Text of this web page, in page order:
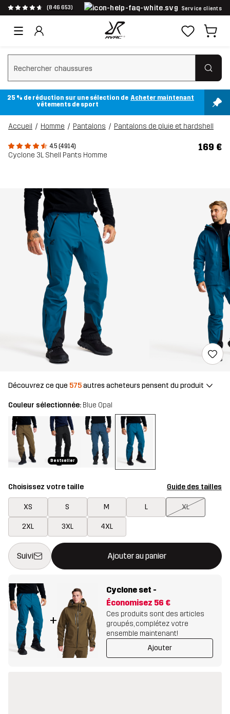
(846 653) Service clients
Effacer la recherche
25 % de réduction sur une sélection de
vêtements de sport
Acheter maintenant
Accueil Homme Pantalons Pantalons de pluie et hardshell
4.5 (4 914)
Cyclone 3L Shell Pants Homme
169 €
Découvrez ce que 575autres acheteurs pensent du produit
Couleur sélectionnée: Blue Opal
Bestseller
Choisissez votre taille Guide des tailles
XS S M L XL
2XL 3XL 4XL
Suivi Ajouter au panier
Ce bouton ouvrira une fenêtre modale confirmant un nouvel
{{taille}} non disponible
+
Cyclone set -
Économisez 56 €
Ces produits sont des articles
groupés, complétez votre
ensemble maintenant!
Ajouter